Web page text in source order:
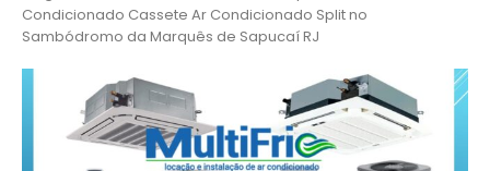
Condicionado Cassete Ar Condicionado Split no
Sambódromo da Marquês de Sapucaí RJ